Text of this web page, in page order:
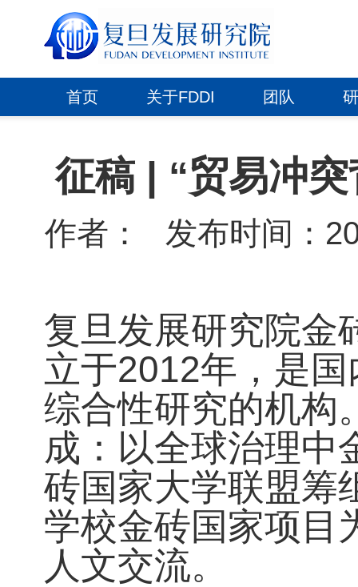
首页 关于FDDI 团队
征稿 | “贸易冲
作者： 发布时间：
复旦发展研究院金
立于2012年，是
综合性研究的机构
成：以全球治理中
砖国家大学联盟筹
学校金砖国家项目
人文交流。